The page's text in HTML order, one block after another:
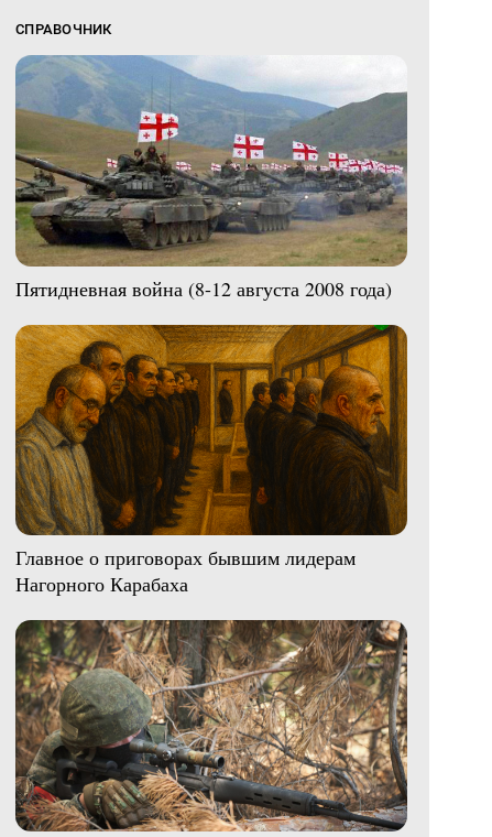
СПРАВОЧНИК
Пятидневная война (8-12 августа 2008 года)
Главное о приговорах бывшим лидерам
Нагорного Карабаха